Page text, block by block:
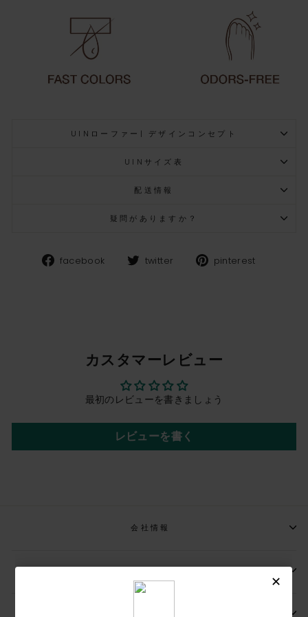
UINローファー| デザインコンセプト
UINサイズ表
配送情報
疑問がありますか？
facebook Facebook
twitter Twitterpinterest
カスタマーレビュー
最初のレビューを書きましょう
レビューを書く
会社情報
📩メールマガジンの登録